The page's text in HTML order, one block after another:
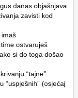
danas objašnjava
zavisti kod
ostvaruješ
si do toga došao
“tajne”
“uspješnih” (osjećaj